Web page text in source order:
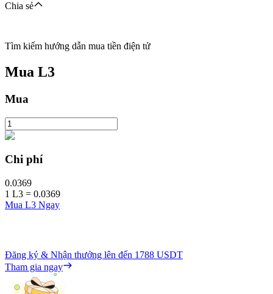
Chia sẻ
Tìm kiếm hướng dẫn mua tiền điện tử
Mua L3
Mua
Chi phí
0.0369
1 L3 = 0.0369
Mua L3 Ngay
Đăng ký & Nhận thưởng lên đến 1788 USDT
Tham gia ngay